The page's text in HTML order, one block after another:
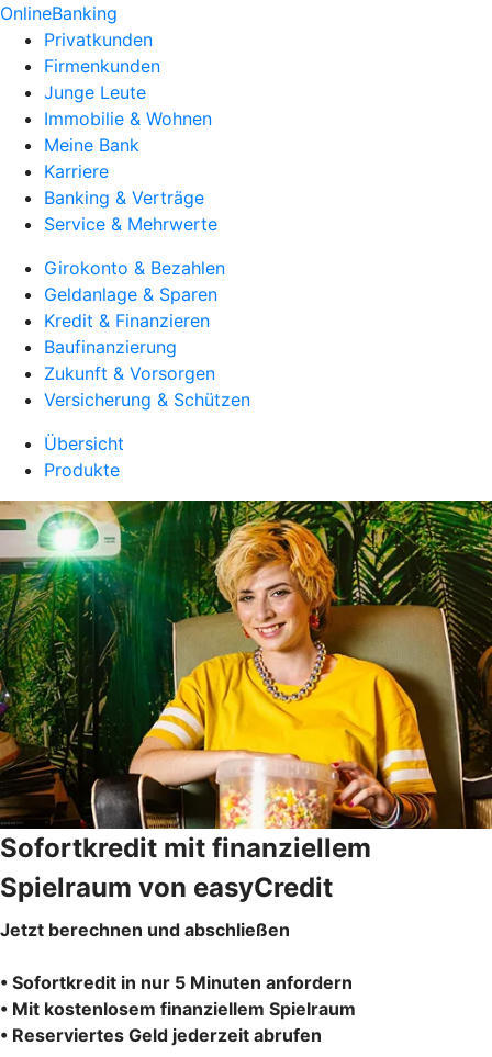
OnlineBanking
Privatkunden
Firmenkunden
Junge Leute
Immobilie & Wohnen
Meine Bank
Karriere
Banking & Verträge
Service & Mehrwerte
Girokonto & Bezahlen
Geldanlage & Sparen
Kredit & Finanzieren
Baufinanzierung
Zukunft & Vorsorgen
Versicherung & Schützen
Übersicht
Produkte
Sofortkredit mit finanziellem
Spielraum von easyCredit
Jetzt berechnen und abschließen
• Sofortkredit in nur 5 Minuten anfordern
• Mit kostenlosem finanziellem Spielraum
• Reserviertes Geld jederzeit abrufen